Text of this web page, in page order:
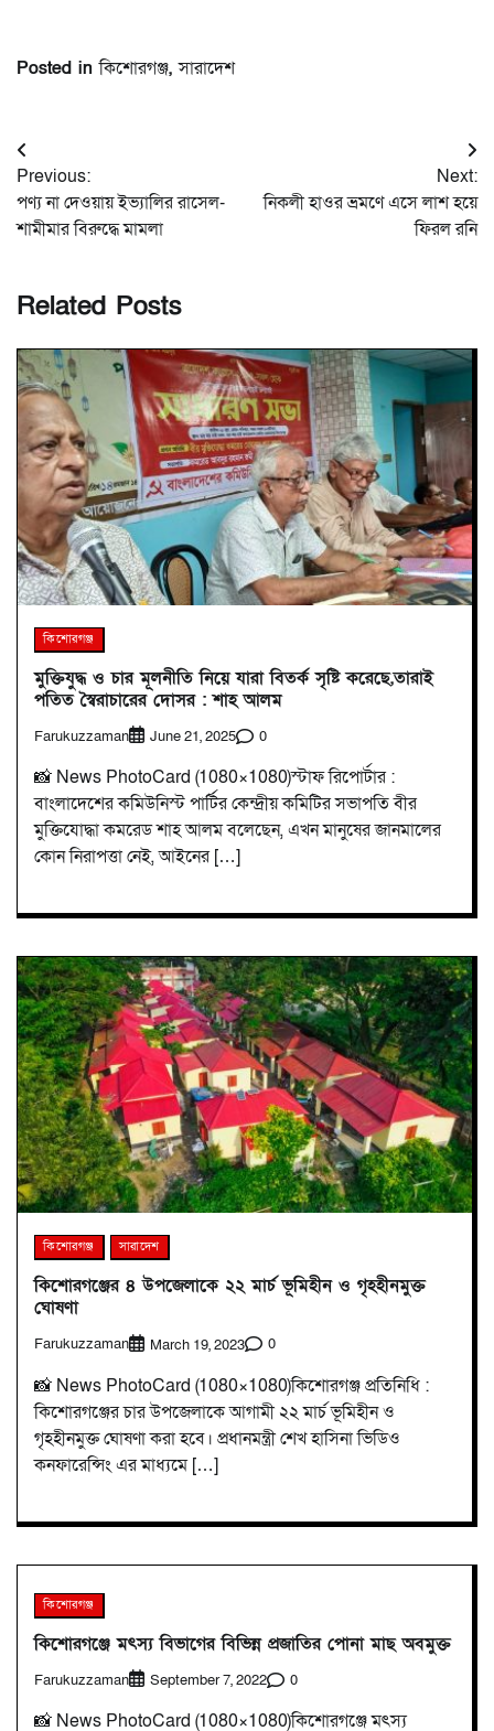
Posted inকিশোরগঞ্জ,সারাদেশ
Post
navigation
Previous:
পণ্য না দেওয়ায় ইভ্যালির রাসেল-
শামীমার বিরুদ্ধে মামলা
Next:
নিকলী হাওর ভ্রমণে এসে লাশ হয়ে
ফিরল রনি
Related Posts
কিশোরগঞ্জ
মুক্তিযুদ্ধ ও চার মূলনীতি নিয়ে যারা বিতর্ক সৃষ্টি করেছে,তারাই
পতিত স্বৈরাচারের দোসর : শাহ আলম
Farukuzzaman June 21, 2025 0
📸 News PhotoCard (1080×1080)স্টাফ রিপোর্টার :
বাংলাদেশের কমিউনিস্ট পার্টির কেন্দ্রীয় কমিটির সভাপতি বীর
মুক্তিযোদ্ধা কমরেড শাহ আলম বলেছেন, এখন মানুষের জানমালের
কোন নিরাপত্তা নেই, আইনের […]
কিশোরগঞ্জ সারাদেশ
কিশোরগঞ্জের ৪ উপজেলাকে ২২ মার্চ ভূমিহীন ও গৃহহীনমুক্ত
ঘোষণা
Farukuzzaman March 19, 2023 0
📸 News PhotoCard (1080×1080)কিশোরগঞ্জ প্রতিনিধি :
কিশোরগঞ্জের চার উপজেলাকে আগামী ২২ মার্চ ভূমিহীন ও
গৃহহীনমুক্ত ঘোষণা করা হবে। প্রধানমন্ত্রী শেখ হাসিনা ভিডিও
কনফারেন্সিং এর মাধ্যমে […]
কিশোরগঞ্জ
কিশোরগঞ্জে মৎস্য বিভাগের বিভিন্ন প্রজাতির পোনা মাছ অবমুক্ত
Farukuzzaman September 7, 2022 0
📸 News PhotoCard (1080×1080)কিশোরগঞ্জে মৎস্য